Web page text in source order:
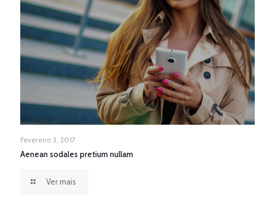
Fevereiro 3, 2017
Aenean sodales pretium nullam
Ver mais